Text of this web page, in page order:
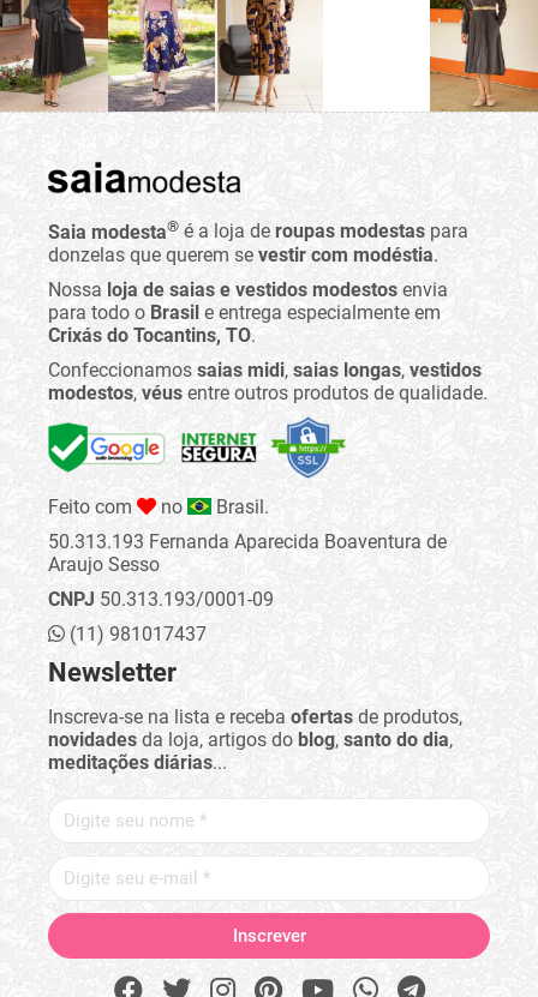
Saia modesta® é a loja de roupas modestas para
donzelas que querem se vestir com modéstia.
Nossa loja de saias e vestidos modestos envia
para todo o Brasil e entrega especialmente em
Crixás do Tocantins, TO.
Confeccionamos saias midi, saias longas, vestidos
modestos, véus entre outros produtos de qualidade.
Feito com no
Brasil.
50.313.193 Fernanda Aparecida Boaventura de
Araujo Sesso
CNPJ 50.313.193/0001-09
(11) 981017437
Newsletter
Inscreva-se na lista e receba ofertas de produtos,
novidades da loja, artigos do blog, santo do dia,
meditações diárias...